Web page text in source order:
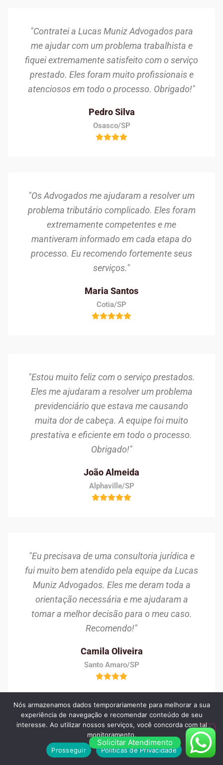
"Contratei a Lucas Muniz Advogados para
me ajudar com um problema trabalhista e
fiquei extremamente satisfeito com o serviço
prestado. Eles foram muito profissionais e
atenciosos em todo o processo. Obrigado!"
Pedro Silva
Osasco/SP
"Os Advogados me ajudaram a resolver um
problema tributário complicado. Eles foram
extremamente competentes e me
mantiveram informado em cada etapa do
processo. Eu recomendo fortemente seus
serviços."
Maria Santos
Cotia/SP
"Estou muito feliz com o serviço prestados.
Eles me ajudaram a resolver um problema
previdenciário que estava me causando
muita dor de cabeça. A equipe foi muito
prestativa e eficiente em todo o processo.
Obrigado!"
João Almeida
Alphaville/SP
"Eu precisava de uma consultoria jurídica e
fui muito bem atendido pela equipe da Lucas
Muniz Advogados. Eles me deram toda a
orientação necessária e me ajudaram a
tomar a melhor decisão para o meu caso.
Recomendo!"
Camila Oliveira
Santo Amaro/SP
Solicitar Atendimento
Nós armazenamos dados temporariamente para melhorar a sua
experiência de navegação e recomendar conteúdo de seu
interesse. Ao utilizar nossos serviços, você concorda com tal
monitoramento.
Prosseguir
Políticas de Privacidade